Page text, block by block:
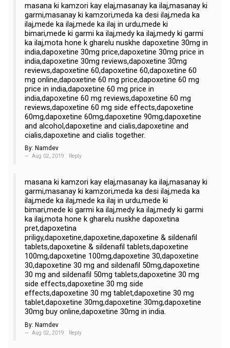
masana ki kamzori kay elaj,masanay ka ilaj,masanay ki
garmi,masanay ki kamzori,meda ka desi ilaj,meda ka
ilaj,mede ka ilaj,mede ka ilaj in urdu,mede ki
bimari,mede ki garmi ka ilaj,medy ka ilaj,medy ki garmi
ka ilaj,mota hone k gharelu nuskhe dapoxetine 30mg in
india,dapoxetine 30mg price,dapoxetine 30mg price in
india,dapoxetine 30mg reviews,dapoxetine 30mg
reviews,dapoxetine 60,dapoxetine 60,dapoxetine 60
mg online,dapoxetine 60 mg price,dapoxetine 60 mg
price in india,dapoxetine 60 mg price in
india,dapoxetine 60 mg reviews,dapoxetine 60 mg
reviews,dapoxetine 60 mg side effects,dapoxetine
60mg,dapoxetine 60mg,dapoxetine 90mg,dapoxetine
and alcohol,dapoxetine and cialis,dapoxetine and
cialis,dapoxetine and cialis together.
By: Namdev
Aug 02, 2019 Reply
masana ki kamzori kay elaj,masanay ka ilaj,masanay ki
garmi,masanay ki kamzori,meda ka desi ilaj,meda ka
ilaj,mede ka ilaj,mede ka ilaj in urdu,mede ki
bimari,mede ki garmi ka ilaj,medy ka ilaj,medy ki garmi
ka ilaj,mota hone k gharelu nuskhe dapoxetina
pret,dapoxetina
priligy,dapoxetine,dapoxetine,dapoxetine & sildenafil
tablets,dapoxetine & sildenafil tablets,dapoxetine
100mg,dapoxetine 100mg,dapoxetine 30,dapoxetine
30,dapoxetine 30 mg and sildenafil 50mg,dapoxetine
30 mg and sildenafil 50mg tablets,dapoxetine 30 mg
side effects,dapoxetine 30 mg side
effects,dapoxetine 30 mg tablet,dapoxetine 30 mg
tablet,dapoxetine 30mg,dapoxetine 30mg,dapoxetine
30mg buy online,dapoxetine 30mg in india.
By: Namdev
Aug 02, 2019 Reply